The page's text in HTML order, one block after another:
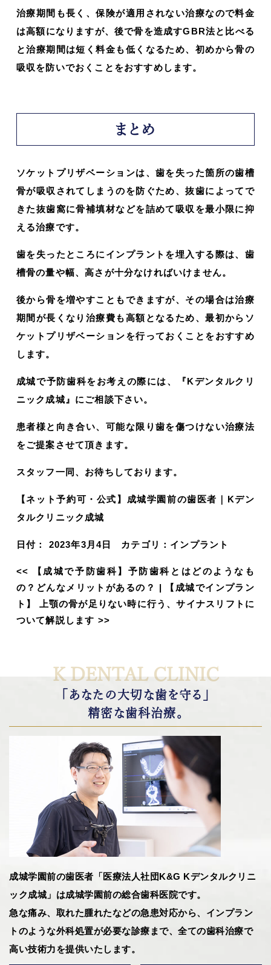
治療期間も長く、保険が適用されない治療なので料金
は高額になりますが、後で骨を造成すGBR法と比べる
と治療期間は短く料金も低くなるため、初めから骨の
吸収を防いでおくことをおすすめします。
まとめ
ソケットプリザベーションは、歯を失った箇所の歯槽
骨が吸収されてしまうのを防ぐため、抜歯によってで
きた抜歯窩に骨補填材などを詰めて吸収を最小限に抑
える治療です。
歯を失ったところにインプラントを埋入する際は、歯
槽骨の量や幅、高さが十分なければいけません。
後から骨を増やすこともできますが、その場合は治療
期間が長くなり治療費も高額となるため、最初からソ
ケットプリザベーションを行っておくことをおすすめ
します。
成城で予防歯科をお考えの際には、『Kデンタルクリ
ニック成城』にご相談下さい。
患者様と向き合い、可能な限り歯を傷つけない治療法
をご提案させて頂きます。
スタッフ一同、お待ちしております。
【ネット予約可・公式】成城学園前の歯医者｜Kデン
タルクリニック成城
日付： 2023年3月4日 カテゴリ： インプラント
<< 【成城で予防歯科】予防歯科とはどのようなも
の？どんなメリットがあるの？
【成城でインプラン
ト】 上顎の骨が足りない時に行う、サイナスリフトに
ついて解説します >>
K DENTAL CLINIC
「あなたの大切な歯を守る」
精密な歯科治療。
成城学園前の歯医者「医療法人社団K&G Kデンタルクリニ
ック成城」は成城学園前の総合歯科医院です。
急な痛み、取れた腫れたなどの急患対応から、インプラン
トのような外科処置が必要な診療まで、全ての歯科治療で
高い技術力を提供いたします。